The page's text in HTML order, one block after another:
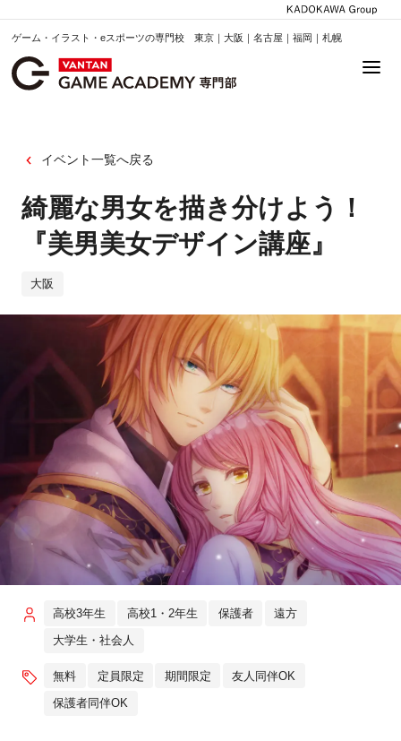
ゲーム・イラスト・eスポーツの専門校 東京｜大阪｜名古屋｜福岡｜札幌
イベント一覧へ戻る
綺麗な男女を描き分けよう！
『美男美女デザイン講座』
大阪
高校3年生 高校1・2年生 保護者 遠方
大学生・社会人
無料 定員限定 期間限定 友人同伴OK
保護者同伴OK